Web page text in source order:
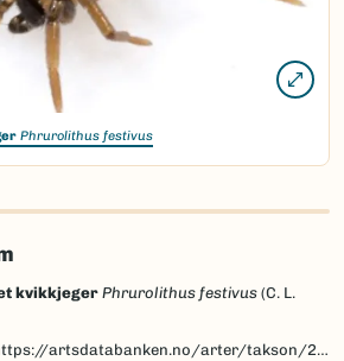
Phrurolithus festivus
kvikkjeger Phrurolithus festivus (C. L.
artsdatabanken.no/arter/takson/2556